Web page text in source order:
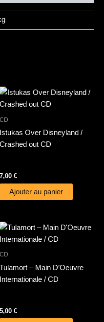
CD
Istukas Over Disneyland /
Crashed out CD
7,00 €
Ajouter au panier
CD
Tulamort – Main D’Oeuvre
Internationale / CD
5,00 €